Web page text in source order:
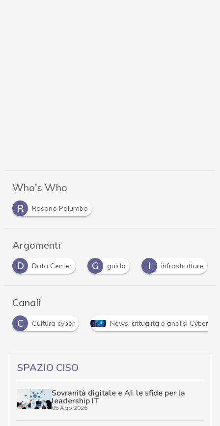
Who's Who
R
Rosario Palumbo
Argomenti
D
Data Center G guida I infrastrutture
Canali
C
Cultura cyber News, attualità e analisi Cyber
SPAZIO CISO
Sovranità digitale e AI: le sfide per la
leadership IT
05 Ago 2026